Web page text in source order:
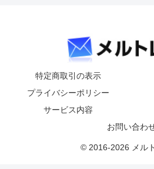
特定商取引の表示
プライバシーポリシー
サービス内容
お問い合わ
© 2016-2026 メル